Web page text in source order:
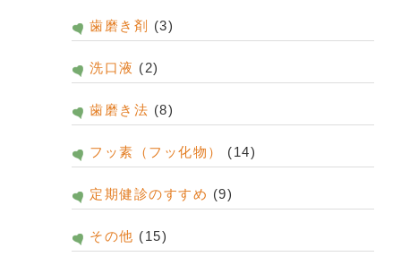
歯磨き剤 (3)
洗口液 (2)
歯磨き法 (8)
フッ素（フッ化物） (14)
定期健診のすすめ (9)
その他 (15)